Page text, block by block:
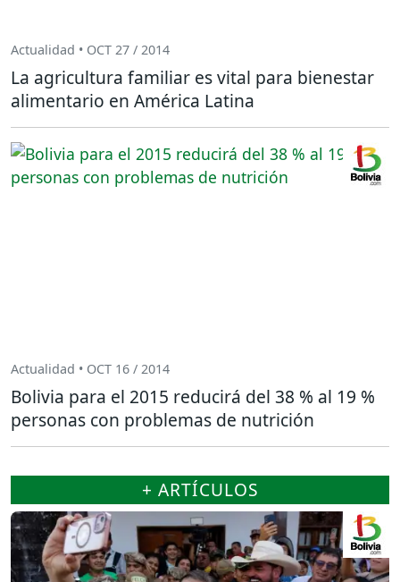
Actualidad • OCT 27 / 2014
La agricultura familiar es vital para bienestar
alimentario en América Latina
Actualidad • OCT 16 / 2014
Bolivia para el 2015 reducirá del 38 % al 19 %
personas con problemas de nutrición
+ ARTÍCULOS